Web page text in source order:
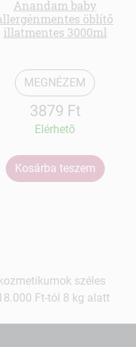
Anandam baby
öblítő
illatmentes 3000ml
MEGNÉZEM
3879 Ft
Elérhetõ
Kosárba teszem
széles
Ft-tól 8 kg alatt